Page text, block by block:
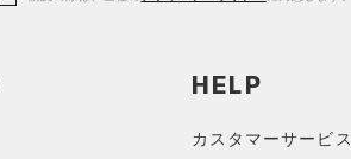
HELP
カスタマーサービス